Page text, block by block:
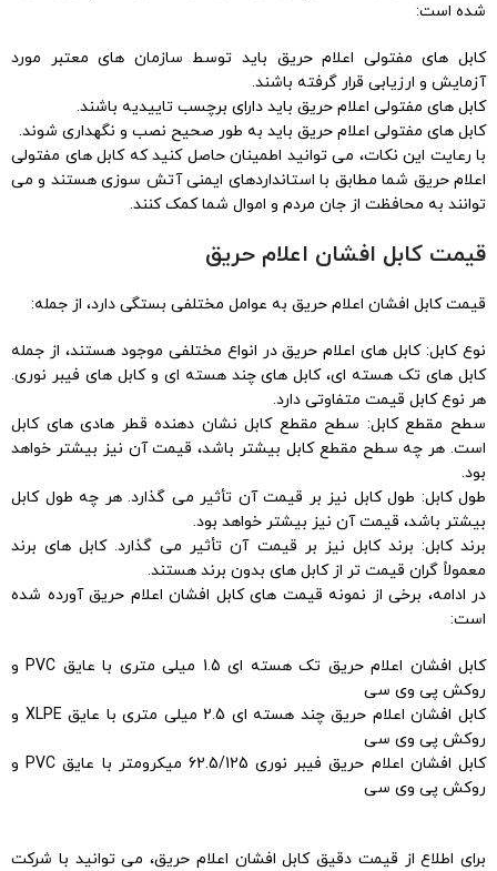
شده است:
کابل های مفتولی اعلام حریق باید توسط سازمان های معتبر مورد
آزمایش و ارزیابی قرار گرفته باشند.
کابل های مفتولی اعلام حریق باید دارای برچسب تاییدیه باشند.
کابل های مفتولی اعلام حریق باید به طور صحیح نصب و نگهداری شوند.
با رعایت این نکات، می توانید اطمینان حاصل کنید که کابل های مفتولی
اعلام حریق شما مطابق با استانداردهای ایمنی آتش سوزی هستند و می
توانند به محافظت از جان مردم و اموال شما کمک کنند.
قیمت کابل افشان اعلام حریق
قیمت کابل افشان اعلام حریق به عوامل مختلفی بستگی دارد، از جمله:
نوع کابل: کابل های اعلام حریق در انواع مختلفی موجود هستند، از جمله
کابل های تک هسته ای، کابل های چند هسته ای و کابل های فیبر نوری.
هر نوع کابل قیمت متفاوتی دارد.
سطح مقطع کابل: سطح مقطع کابل نشان دهنده قطر هادی های کابل
است. هر چه سطح مقطع کابل بیشتر باشد، قیمت آن نیز بیشتر خواهد
بود.
طول کابل: طول کابل نیز بر قیمت آن تأثیر می گذارد. هر چه طول کابل
بیشتر باشد، قیمت آن نیز بیشتر خواهد بود.
برند کابل: برند کابل نیز بر قیمت آن تأثیر می گذارد. کابل های برند
معمولاً گران قیمت تر از کابل های بدون برند هستند.
در ادامه، برخی از نمونه قیمت های کابل افشان اعلام حریق آورده شده
است:
کابل افشان اعلام حریق تک هسته ای 1.5 میلی متری با عایق PVC و
روکش پی وی سی
کابل افشان اعلام حریق چند هسته ای 2.5 میلی متری با عایق XLPE و
روکش پی وی سی
کابل افشان اعلام حریق فیبر نوری 62.5/125 میکرومتر با عایق PVC و
روکش پی وی سی
برای اطلاع از قیمت دقیق کابل افشان اعلام حریق، می توانید با شرکت